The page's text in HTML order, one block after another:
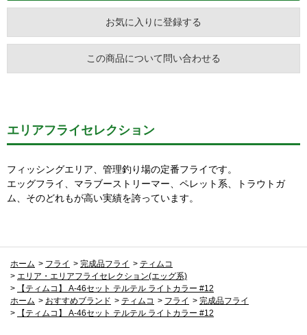
お気に入りに登録する
この商品について問い合わせる
エリアフライセレクション
フィッシングエリア、管理釣り場の定番フライです。
エッグフライ、マラブーストリーマー、ペレット系、トラウトガ
ム、そのどれもが高い実績を誇っています。
ホーム > フライ > 完成品フライ > ティムコ
> エリア・エリアフライセレクション(エッグ系)
>
【ティムコ】 A-46セット テルテル ライトカラー #12
ホーム > おすすめブランド > ティムコ > フライ > 完成品フライ
>
【ティムコ】 A-46セット テルテル ライトカラー #12